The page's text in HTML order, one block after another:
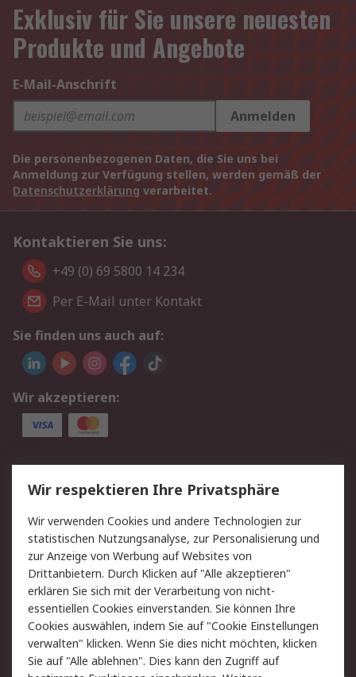
Exklusiv für Sie unsere neuesten
Produkte und Angebote
E-Mail-Anschrift
Anmelden
Die personenbezogenen Daten, die Sie uns bei
Anmeldung zur Verfügung stellen, werden gemäß der
Datenschutzerklärung verarbeitet.
Kontaktieren Sie uns:
+49 (0) 69 5800 14 234
Per E-Mail unter Kontakt
Sie finden uns auch auf:
Wir akzeptieren:
Service
Value Added Services
Lieferlösungen
Rücksendungen
Kontakt
Hilfe
Privatkunden
Rechtliches
AGB
Datenschutz
Cookie-Richtlinie
Zahlungsbedingungen
Copyright/Impressum
Entsorgung
Wir respektieren Ihre Privatsphäre
Wir verwenden Cookies und andere Technologien zur
statistischen Nutzungsanalyse, zur Personalisierung und
zur Anzeige von Werbung auf Websites von
Drittanbietern. Durch Klicken auf "Alle akzeptieren"
erklären Sie sich mit der Verarbeitung von nicht-
essentiellen Cookies einverstanden. Sie können Ihre
Cookies auswählen, indem Sie auf "Cookie Einstellungen
verwalten" klicken. Wenn Sie dies nicht möchten, klicken
Sie auf "Alle ablehnen". Dies kann den Zugriff auf